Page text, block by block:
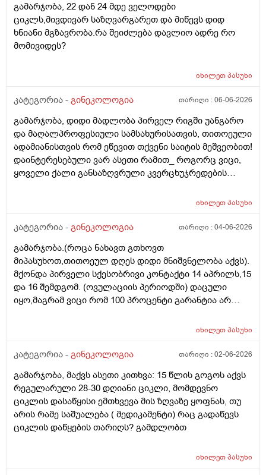
რამეა.ზოგადად წლებია აუტოიმონური თირეოდიტი
მაქვს.ხშირად მაქვს სანერვიულო.რითი შეიძლება
უნდაცკვების სახით რომ ვმართო ციკლის დღეები?
გამარჯობა, 22 დან 24 მდე ველოდები
ციკლს,მივდივარ საზღვარგარეთ და მიწევს დიდ
ხნიანი მგზავრობა.რა შეიძლება დავლიო ადრე რო
მომივიდეს?
იხილეთპასუხი
კატეგორია - გინეკოლოგია თარიღი :06-06-2026
გამარჯობა, დიდი მადლობა პირველ რიგში უანგარო
და მაღალპროფესიული სამსახურისათვის, თითოეული
ადამიანისთვის რომ ეწევით თქვენი საიტის მეშვეობით!
დაინტერესებული ვარ ასეთი რამით_ როგორც ვიცი,
ყოველი ქალი განსაზღვრული კვერცხუჯრედების
თითოელისთვის, ეს რიცხვი ინდივიდუალურია? რაზეა
(ჩვილობიდან) რომელ პროცესებზე? ქალის
რომ დავუშვათ, ზოგიერთ ქალბატონს მეტი
რაოდენობა აქვთ მათ ორგანიზმში
კვერცხუჯრედებისა, დაბადების პროცესიდან და ზოგს
კი მცირე? მადლობთ!
იხილეთპასუხი
კატეგორია - გინეკოლოგია თარიღი :04-06-2026
გამარჯობა.(როცა ნახავთ გთხოვთ
მიპასუხოთ,თითოეულ დღეს დიდი მნიშვნელობა აქვს).
მქონდა პირველი სქესობრივი კონტაქტი 14 აპრილს,15
და 16 შემდგომ. (ოვულაციის პერიოდში) დაცული
იყო,მაგრამ ვიცი რომ 100 პროცენტი გარანტია არ
ვფოქრობ რადგანაც Implantation bleeding არსებობს და
ჩვეულებრივ 3-4 დღე,მაგრამ ადრე
მალევე ვირუსი შემხვდა,სიცხე,გულისრევის
შეგრძნებაც მქონდა. მალევე გავიკეთე
ტესტი,უარყოფითი იყო. ეგ უცნაური შეგრძნება
რამოდენიმე დღე მქონდა. ახლა მენტრუაციას
ველოდები,მაგრამ არ მომივიდა,შუალედი 28-32 დღე
მოქმედებსო,2 კვირის წინ სხვა ქალაქში გავემგვაზრე
იხილეთპასუხი
კატეგორია - გინეკოლოგია თარიღი :02-06-2026
გამარჯობა, მაქვს ასეთი კითხვა: 15 წლის გოგოს აქვს
რეგულარული 28-30 დღიანი ციკლი, მომდევნო
ციკლის დასაწყისი ემთხვევა მის ზღვაზე ყოფნას, თუ
არის რამე საშუალება ( მედიკამენტი) რაც გადაწევს
ციკლის დაწყების თარიღს? გამდლობთ
იხილეთპასუხი